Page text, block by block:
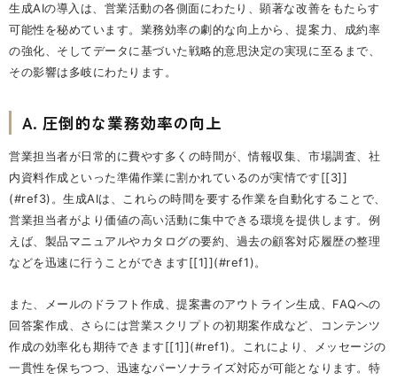
生成AIの導入は、営業活動の各側面にわたり、顕著な改善をもたらす
可能性を秘めています。業務効率の劇的な向上から、提案力、成約率
の強化、そしてデータに基づいた戦略的意思決定の実現に至るまで、
その影響は多岐にわたります。
A. 圧倒的な業務効率の向上
営業担当者が日常的に費やす多くの時間が、情報収集、市場調査、社
内資料作成といった準備作業に割かれているのが実情です[[3]]
(#ref3)。生成AIは、これらの時間を要する作業を自動化することで、
営業担当者がより価値の高い活動に集中できる環境を提供します。例
えば、製品マニュアルやカタログの要約、過去の顧客対応履歴の整理
などを迅速に行うことができます[[1]](#ref1)。
また、メールのドラフト作成、提案書のアウトライン生成、FAQへの
回答案作成、さらには営業スクリプトの初期案作成など、コンテンツ
作成の効率化も期待できます[[1]](#ref1)。これにより、メッセージの
一貫性を保ちつつ、迅速なパーソナライズ対応が可能となります。特